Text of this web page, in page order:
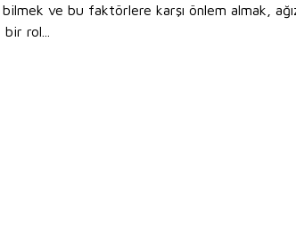
ve bu faktörlere karşı önlem almak, ağız
rol...